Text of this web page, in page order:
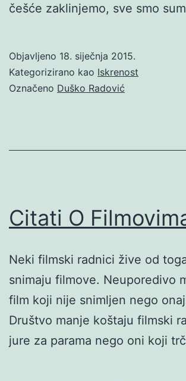
češće zaklinjemo, sve smo
Objavljeno 18. siječnja 2015.
Kategorizirano kao Iskrenost
Označeno Duško Radović
Citati O
Neki filmski radnici žive od
snimaju filmove. Neuporedivo
film koji nije snimljen nego
Društvo manje koštaju filmski
jure za parama nego oni koji